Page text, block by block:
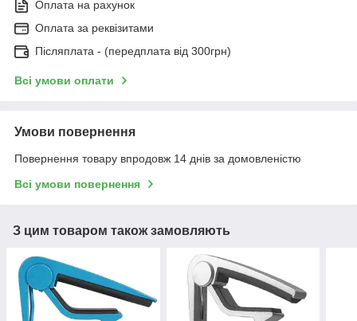
Оплата на рахунок
Оплата за реквізитами
Післяплата - (передплата від 300грн)
Всі умови оплати
Умови повернення
Повернення товару впродовж 14 днів за домовленістю
Всі умови повернення
З цим товаром також замовляють